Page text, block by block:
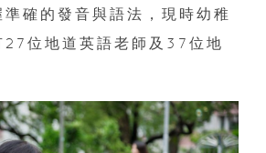
確的發音與語法，現時幼稚
27位地道英語老師及37位地